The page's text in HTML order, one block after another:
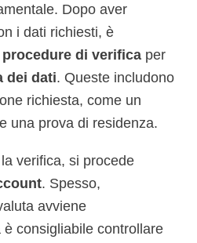
Dopo aver
i dati richiesti, è
procedure di verifica per
dei dati. Queste includono
richiesta, come un
una prova di residenza.
verifica, si procede
. Spesso,
avviene
consigliabile controllare